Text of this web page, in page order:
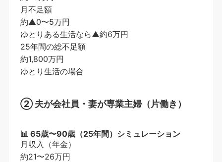
月不足額
約▲0〜5万円
ゆとりある生活なら▲約6万円
25年間の総不足額
約1,800万円
ゆとり生活の場合
② 夫が会社員・妻が専業主婦（片働き）
📊 65歳〜90歳（25年間）シミュレーション
月収入（年金）
約21〜26万円